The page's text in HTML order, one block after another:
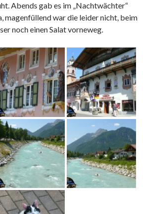
Abends gab es im „Nachtwächter“
magenfüllend war die leider nicht, beim
noch einen Salat vorneweg.